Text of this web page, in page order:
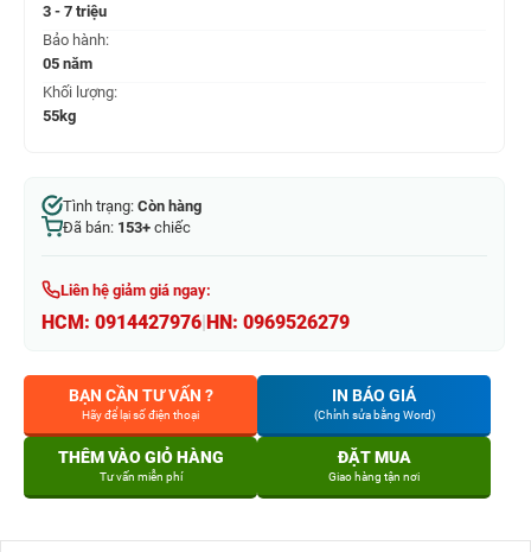
3 - 7 triệu
Bảo hành:
05 năm
Khối lượng:
55kg
Tình trạng: Còn hàng
Đã bán: 153+ chiếc
Liên hệ giảm giá ngay:
HCM: 0914427976 HN: 0969526279
BẠN CẦN TƯ VẤN ?
Hãy để lại số điện thoại
IN BÁO GIÁ
(Chỉnh sửa bằng Word)
THÊM VÀO GIỎ HÀNG
Tư vấn miễn phí
ĐẶT MUA
Giao hàng tận nơi